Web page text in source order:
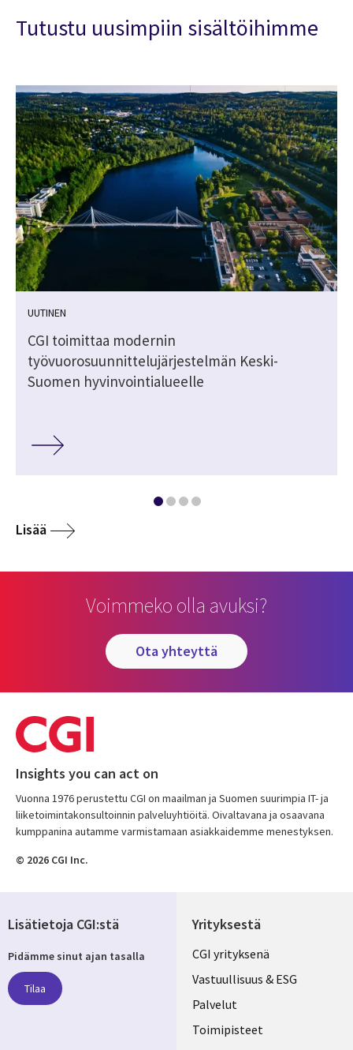
Tutustu uusimpiin sisältöihimme
UUTINEN
CGI toimittaa modernin
työvuorosuunnittelujärjestelmän Keski-
Suomen hyvinvointialueelle
Lisää
Voimmeko olla avuksi?
ota yhteyttä
Insights you can act on
Vuonna 1976 perustettu CGI on maailman ja Suomen suurimpia IT- ja
liiketoimintakonsultoinnin palveluyhtiöitä. Oivaltavana ja osaavana
kumppanina autamme varmistamaan asiakkaidemme menestyksen.
© 2026 CGI Inc.
Yrityksestä
Useful
links
FINLAND
CGI yrityksenä
Vastuullisuus & ESG
Palvelut
Toimipisteet
Lisätietoja CGI:stä
Pidämme sinut ajan tasalla
Tilaa